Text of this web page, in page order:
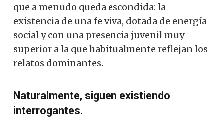
que a menudo queda escondida: la
existencia de una fe viva, dotada de energía
social y con una presencia juvenil muy
superior a la que habitualmente reflejan los
relatos dominantes.
Naturalmente, siguen existiendo
interrogantes.